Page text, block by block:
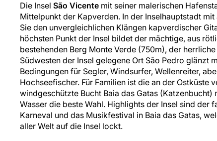
Die Insel São Vicente mit seiner malerischen
Mittelpunkt der Kapverden. In der Inselhauptstadt
Sie den unvergleichlichen Klängen kapverdischer
höchsten Punkt der Insel bildet der mächtige, aus
bestehenden Berg Monte Verde (750m), der
Südwesten der Insel gelegene Ort São Pedro glänzt
Bedingungen für Segler, Windsurfer, Wellenreiter,
Hochseefischer. Für Familien ist die an der Ostküste
windgeschützte Bucht Baia das Gatas (Katzenbucht)
Wasser die beste Wahl. Highlights der Insel sind der
Karneval und das Musikfestival in Baia das Gatas,
aller Welt auf die Insel lockt.